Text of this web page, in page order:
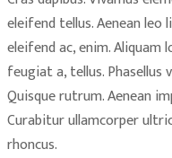
eleifend tellus. Aenean
eleifend ac, enim. Aliquam
feugiat a, tellus.
Quisque rutrum. Aenean
Curabitur ullamcorper
rhoncus.